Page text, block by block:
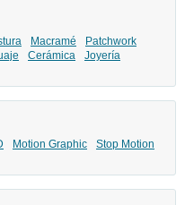
Macramé
Patchwork
Cerámica
Joyería
Motion Graphic
Stop Motion